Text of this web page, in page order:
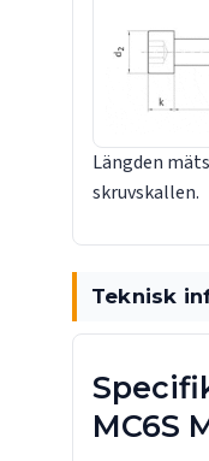
Längden
skruvskallen.
Teknisk
MC6S